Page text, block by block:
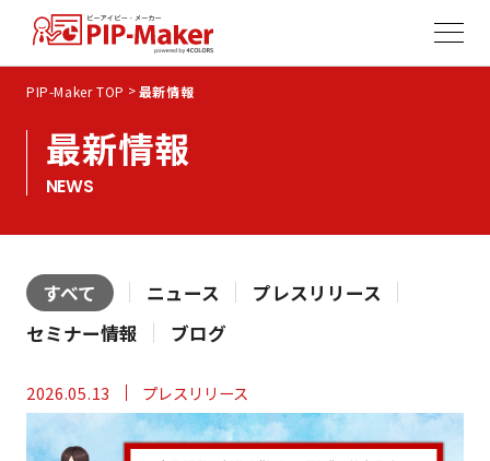
PIP-Maker TOP >最新情報
最新情報
NEWS
すべて ニュース
プレスリリース
セミナー情報
ブログ
2026.05.13 プレスリリース